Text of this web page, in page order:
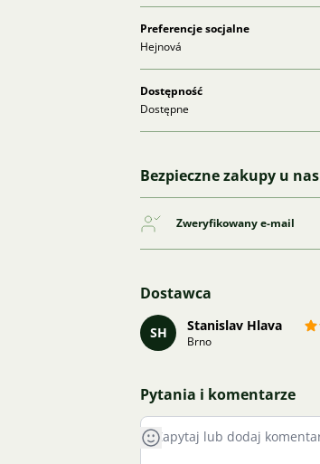
Preferencje socjalne
Hejnová
Dostępność
Dostępne
Bezpieczne zakupy u nas
Zweryfikowany e-mail
Dostawca
SH Stanislav Hlava
Brno
Pytania i komentarze